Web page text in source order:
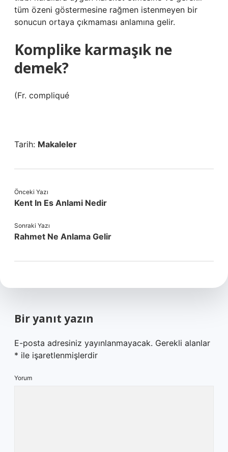
tüm özeni göstermesine rağmen istenmeyen bir
sonucun ortaya çıkmaması anlamına gelir.
Komplike karmaşık ne
demek?
(Fr. compliqué
Tarih: Makaleler
Önceki Yazı
Kent In Es Anlami Nedir
Sonraki Yazı
Rahmet Ne Anlama Gelir
Bir yanıt yazın
E-posta adresiniz yayınlanmayacak. Gerekli alanlar
* ile işaretlenmişlerdir
Yorum